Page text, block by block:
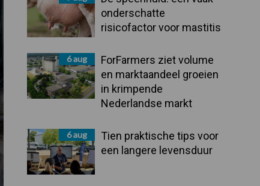
onderschatte
risicofactor voor mastitis
6 aug
ForFarmers ziet volume
en marktaandeel groeien
in krimpende
Nederlandse markt
6 aug
Tien praktische tips voor
een langere levensduur